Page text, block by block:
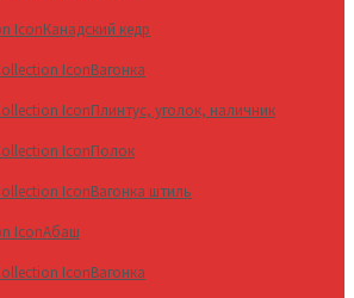
Канадский кедр
Вагонка
Плинтус, уголок, наличник
Полок
Вагонка штиль
Абаш
Вагонка